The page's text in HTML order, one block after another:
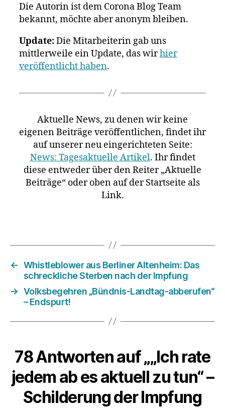
Die Autorin ist dem Corona Blog Team
bekannt, möchte aber anonym bleiben.
Update:Die Mitarbeiterin gab uns
mittlerweile ein Update, das wirhier
veröffentlicht haben.
Aktuelle News, zu denen wir keine
eigenen Beiträge veröffentlichen, findet ihr
auf unserer neu eingerichteten Seite:
News: Tagesaktuelle Artikel. Ihr findet
diese entweder über den Reiter „Aktuelle
Beiträge“ oder oben auf der Startseite als
Link.
← Whistleblower aus Berliner Altenheim: Das
schreckliche Sterben nach der Impfung
→ Volksbegehren „Bündnis-Landtag-abberufen“
– Endspurt!
78 Antworten auf „„Ich rate
jedem ab es aktuell zu tun“ –
Schilderung der Impfung